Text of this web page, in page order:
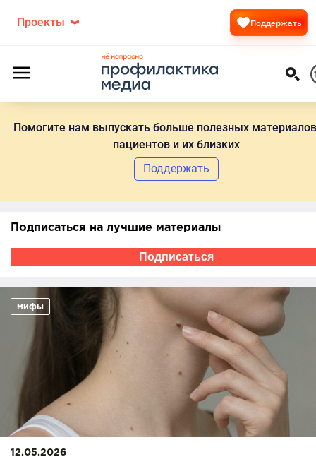
Помогите нам выпускать больше полезных
пациентов и их близких
Поддержать
Проекты Поддержать
Подписаться на лучшие материалы
Подписаться
мифы
12.05.2026